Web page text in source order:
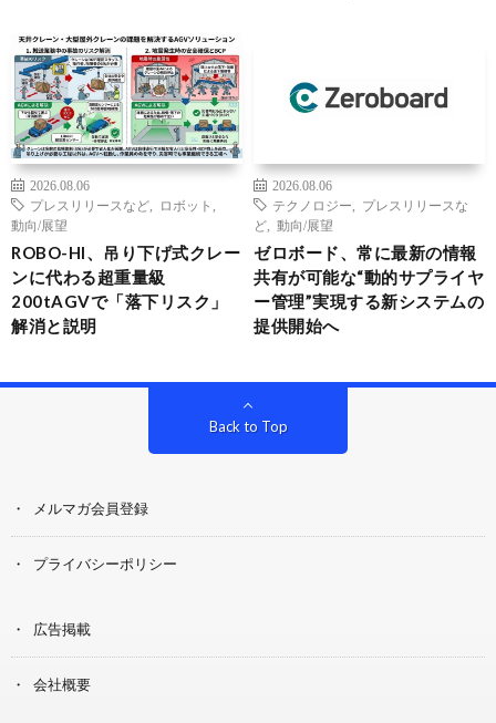
2026.08.06
プレスリリースなど
ロボット
動向/展望
ROBO-HI、吊り下げ式クレー
ンに代わる超重量級
200tAGVで「落下リスク」
解消と説明
2026.08.06
テクノロジー
プレスリリースな
ど
動向/展望
ゼロボード、常に最新の情報
共有が可能な“動的サプライヤ
ー管理”実現する新システムの
提供開始へ
Back to Top
メルマガ会員登録
プライバシーポリシー
広告掲載
会社概要